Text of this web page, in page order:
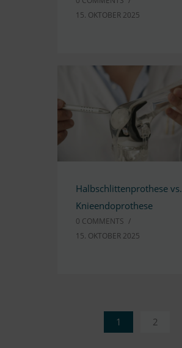
15. OK­TO­BER 2025
Halb­schlit­ten­pro­these vs.
Knieendoprothese
0 COMM­ENTS /
15. OK­TO­BER 2025
1 2